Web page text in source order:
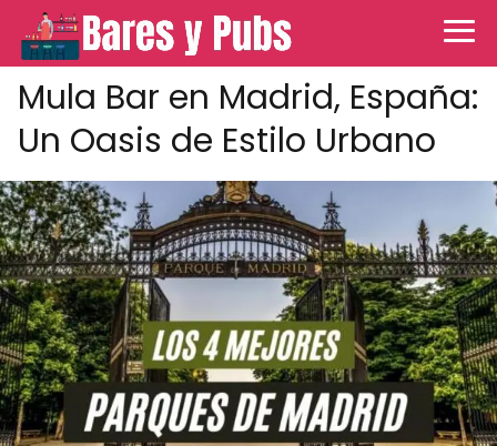
Mula Bar en Madrid, España:
Un Oasis de Estilo Urbano